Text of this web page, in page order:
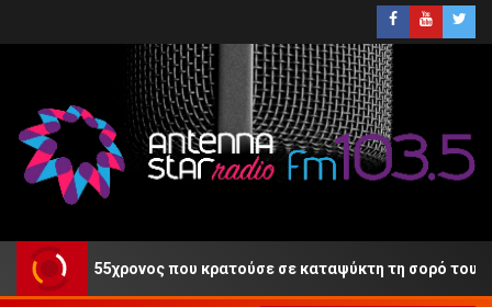
ο 55χρονος που κρατούσε σε καταψύκτη τη σορό του πατέρα